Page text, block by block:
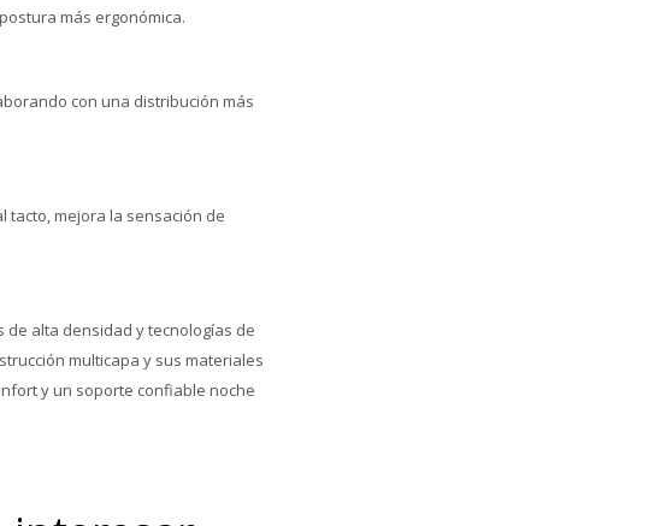
más ergonómica.
con una distribución más
tacto, mejora la sensación de
de alta densidad y tecnologías de
multicapa y sus materiales
y un soporte confiable noche